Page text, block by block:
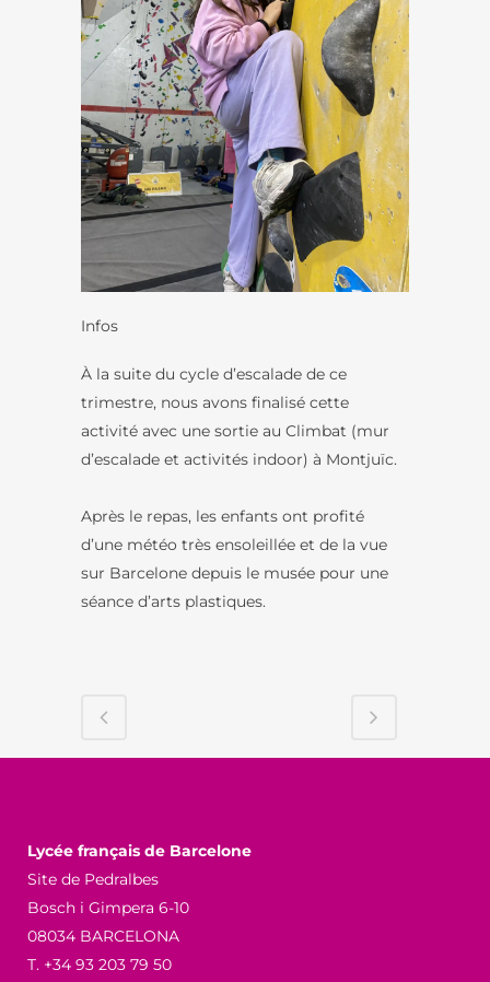
Infos
À la suite du cycle d’escalade de ce
trimestre, nous avons finalisé cette
activité avec une sortie au Climbat (mur
d’escalade et activités indoor) à Montjuïc.
Après le repas, les enfants ont profité
d’une météo très ensoleillée et de la vue
sur Barcelone depuis le musée pour une
séance d’arts plastiques.
Lycée français de Barcelone
Site de Pedralbes
Bosch i Gimpera 6-10
08034 BARCELONA
T. +34 93 203 79 50